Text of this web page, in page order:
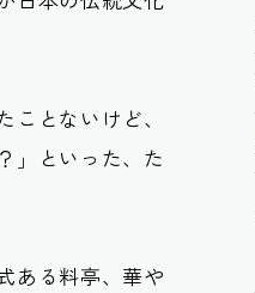
とないけど、
」といった、た
ある料亭、華や